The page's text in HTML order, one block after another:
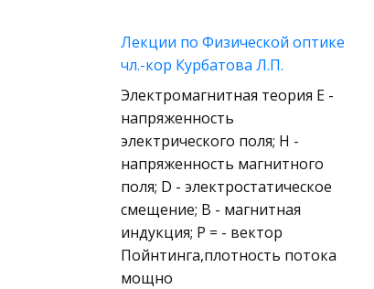
Математика
Финансовое право
Музыка
Международные
экономические и
валютно-кредитные
отношения
Конституционное
(государственное) право
зарубежных стран
Лекции по Физической оптике
чл.-кор Курбатова Л.П.
Электромагнитная теория E -
напряженность
электрического поля; H -
напряженность магнитного
поля; D - электростатическое
смещение; B - магнитная
индукция; P = - вектор
Пойнтинга,плотность потока
мощно